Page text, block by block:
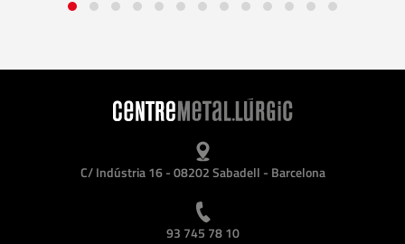
C/ Indústria 16 - 08202 Sabadell - Barcelona
93 745 78 10